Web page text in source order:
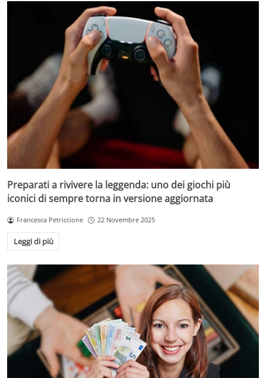
Preparati a rivivere la leggenda: uno dei giochi più
iconici di sempre torna in versione aggiornata
Francesca Petriccione 22 Novembre 2025
Leggi di più